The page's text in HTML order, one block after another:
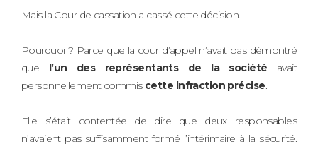
Mais la Cour de cassation a cassé cette décision.
Pourquoi ? Parce que la cour d’appel n’avait pas démontré
que l’un des représentants de la société avait
personnellement commis cette infraction précise.
Elle s’était contentée de dire que deux responsables
n’avaient pas suffisamment formé l’intérimaire à la sécurité.